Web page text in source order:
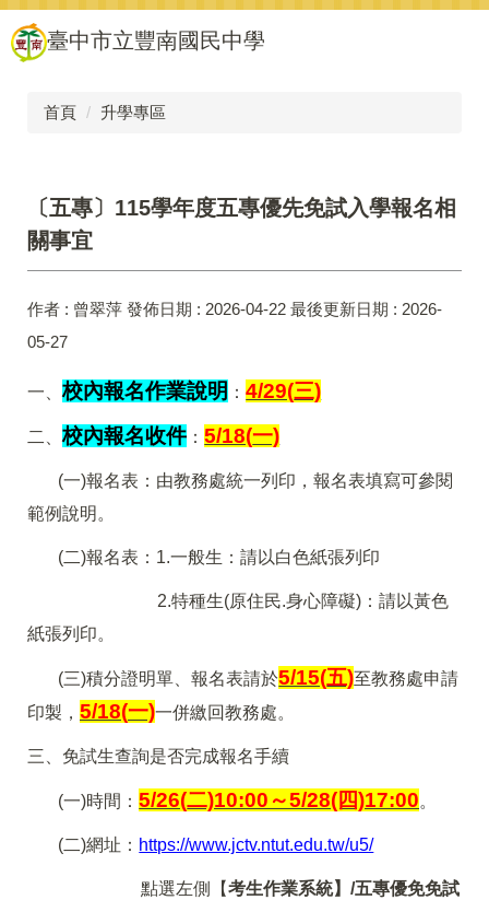
跳
到
主
臺中市立豐南國民中學
首頁 升學專區
〔五專〕115學年度五專優先免試入學報名相
關事宜
作者 : 曾翠萍 發佈日期 : 2026-04-22 最後更新日期 : 2026-
05-27
一、校內報名作業說明 ：4/29(三)
二、校內報名收件 ：5/18(一)
(一)報名表：由教務處統一列印，報名表填寫可參閱
範例說明。
(二)報名表：1.一般生：請以白色紙張列印
2.特種生(原住民.身心障礙)：請以黃色
紙張列印。
(三)積分證明單、報名表請於5/15(五)至教務處申請
印製， 5/18(一)一併繳回教務處。
三、免試生查詢是否完成報名手續
(一)時間：5/26(二)10:00～5/28(四)17:00。
(二)網址： https://www.jctv.ntut.edu.tw/u5/
點選左側【考生作業系統】/五專優免免試